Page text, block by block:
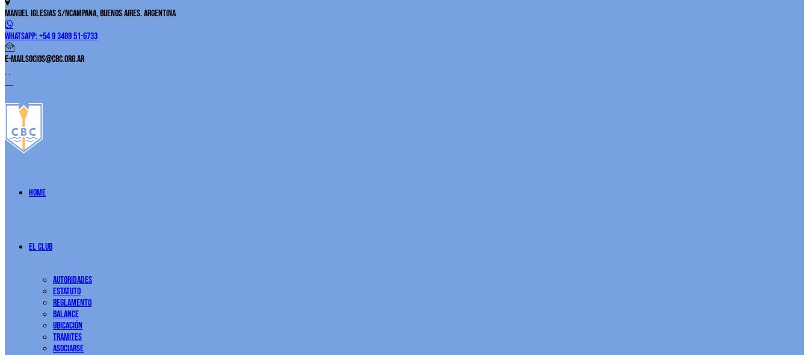
Manuel Iglesias S/NCampana, Buenos Aires. Argentina
WhatsApp:+54 9 3489 51-6733
E-Mailsocios@cbc.org.ar
Home
El Club
Autoridades
Estatuto
Reglamento
Balance
Ubicación
Tramites
Asociarse